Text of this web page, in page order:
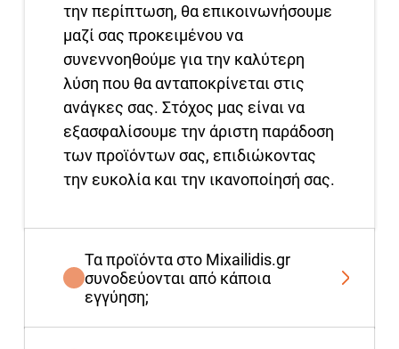
την περίπτωση, θα επικοινωνήσουμε
μαζί σας προκειμένου να
συνεννοηθούμε για την καλύτερη
λύση που θα ανταποκρίνεται στις
ανάγκες σας. Στόχος μας είναι να
εξασφαλίσουμε την άριστη παράδοση
των προϊόντων σας, επιδιώκοντας
την ευκολία και την ικανοποίησή σας.
Τα προϊόντα στο Mixailidis.gr
συνοδεύονται από κάποια
εγγύηση;